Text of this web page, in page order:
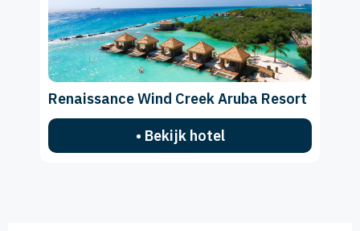
Renaissance Wind Creek Aruba Resort
• Bekijk hotel